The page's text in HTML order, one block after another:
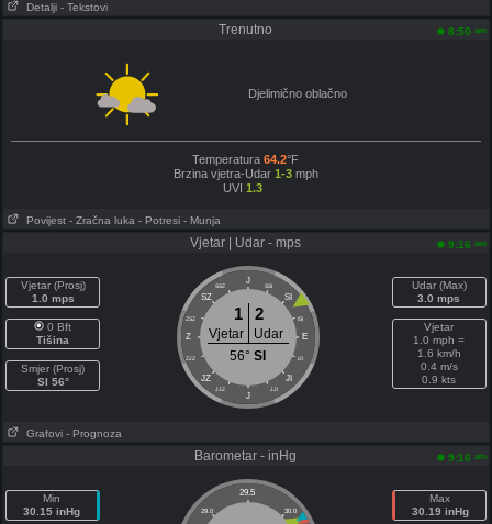
Detalji - Tekstovi
Trenutno 8:50 am
Djelimično oblačno
Temperatura64.2°F
Brzina vjetra-Udar 1-3mph
UVI 1.3
Povijest - Zračna luka - Potresi - Munja
Vjetar | Udar - mps 9:16 am
Vjetar (Prosj)
1.0 mps
0 Bft
Tišina
Smjer (Prosj)
SI 56°
J
SSZ SSI
SZ SI
ZSZ ISI
Z E
ZJZ IJI
JZ JI
JJZ JJI
J
1 2
Vjetar
Udar
56°SI
Udar (Max)
3.0 mps
Vjetar
1.0 mph =
1.6 km/h
0.4 m/s
0.9 kts
Grafovi - Prognoza
Barometar - inHg 9:16 am
Min
30.15 inHg
29.5
29.0 30.0
Max
30.19 inHg